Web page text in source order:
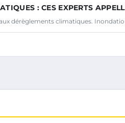
: CES EXPERTS
dérèglements climatiques.